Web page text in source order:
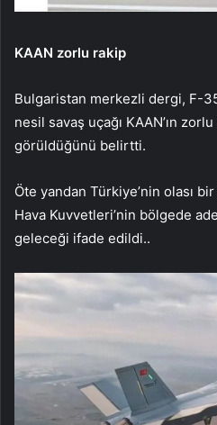
KAAN zorlu rakip
Bulgaristan merkezli dergi, F-
nesil savaş uçağı KAAN’ın
görüldüğünü belirtti.
Öte yandan Türkiye’nin olası
Hava Kuvvetleri’nin bölgede
geleceği ifade edildi..